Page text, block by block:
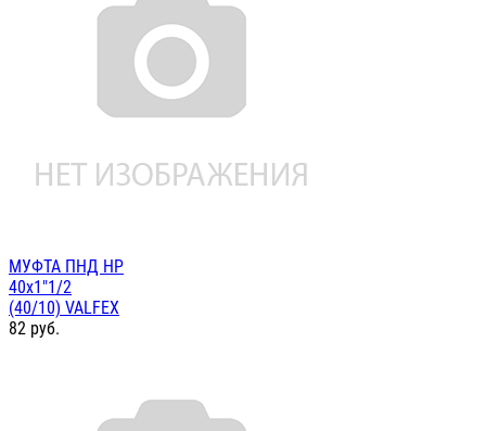
МУФТА ПНД НР
40х1"1/2
(40/10) VALFEX
82 руб.